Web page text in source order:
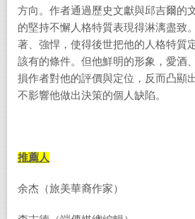
方向。作者通過歷史文獻與邱吉爾的
的堅持不懈人格特質表現得淋漓盡致
著、強悍，使得後世把他的人格特質
該有的條件。但他鮮明的形象，愛酒
損作者對他的評價與定位，反而凸顯
不影響他做出決策的個人缺陷。
推薦人
余杰（旅美華裔作家）